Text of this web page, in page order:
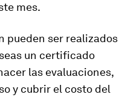
mes.
pueden ser realizados
un certificado
las evaluaciones,
y cubrir el costo del